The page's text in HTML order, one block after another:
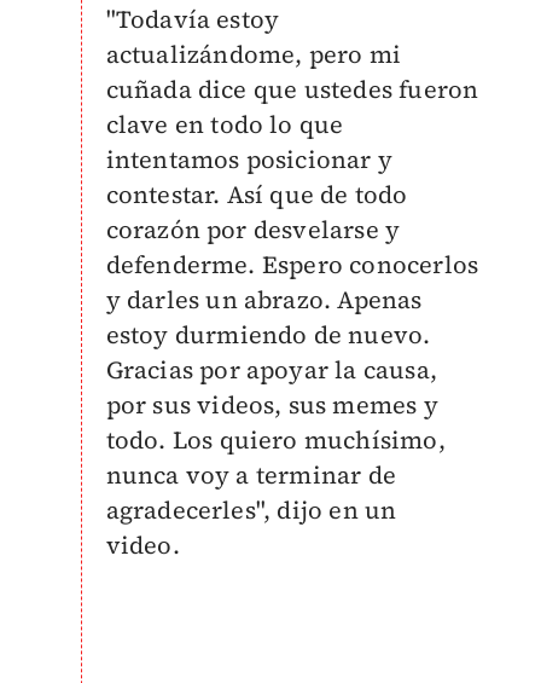
"Todavía estoy
actualizándome, pero mi
cuñada dice que ustedes fueron
clave en todo lo que
intentamos posicionar y
contestar. Así que de todo
corazón por desvelarse y
defenderme. Espero conocerlos
y darles un abrazo. Apenas
estoy durmiendo de nuevo.
Gracias por apoyar la causa,
por sus videos, sus memes y
todo. Los quiero muchísimo,
nunca voy a terminar de
agradecerles", dijo en un
video.